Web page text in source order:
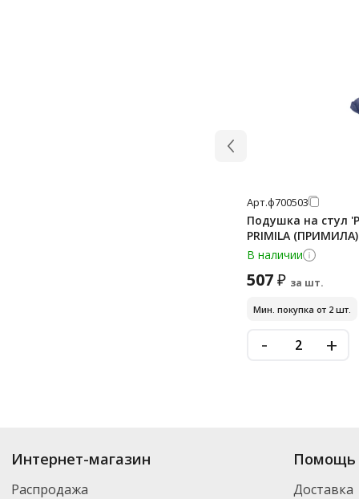
Арт.ф700503
Подушка на стул
PRIMILA (ПРИМИЛА)
В наличии
507₽ за шт.
Мин. покупка от 2 шт.
- +
Купить
. В
Вы можете выбрать нужный товар и добавить его в корзину для
партнерской транспортной компанией DPD. Для постоянных
Интернет-магазин
Распродажа
Помощь
Доставка